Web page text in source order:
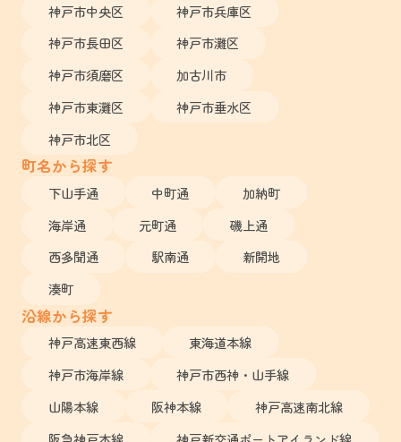
神戸市中央区
神戸市兵庫区
神戸市長田区
神戸市灘区
神戸市須磨区
加古川市
神戸市東灘区
神戸市垂水区
神戸市北区
町名から探す
下山手通 中町通
加納町
海岸通
元町通
磯上通
西多聞通
駅南通
新開地
湊町
沿線から探す
神戸高速東西線
東海道本線
神戸市海岸線
神戸市西神・山手線
山陽本線
阪神本線
神戸高速南北線